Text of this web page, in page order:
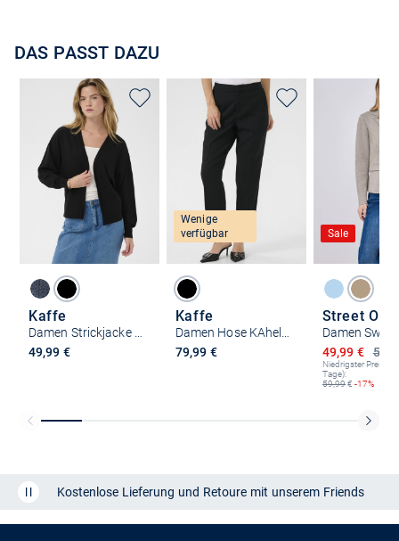
DAS PASST DAZU
Kaffe
Damen Strickjacke KAlizza
49,99 €
Wenige
verfügbar
Kaffe
Damen Hose KAhella Hohe Taille
79,99 €
Sale
Street One
Damen
Ermäßigter
49,99 €
Niedrigster Preis
Tage):
59,99€ -17%
Kostenlose Lieferung und Retoure mit unserem Friends
CLUB